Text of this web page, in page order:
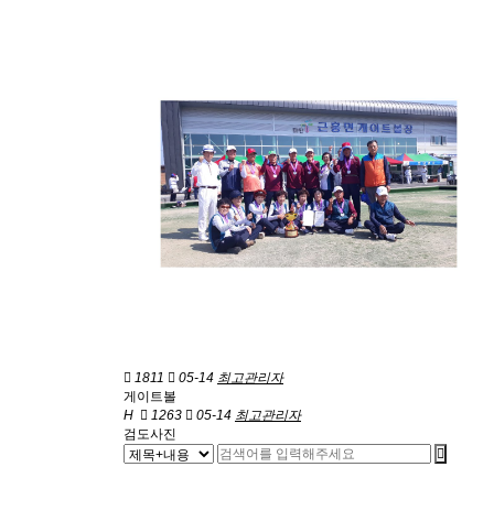
1811 05-14 최고관리자
게이트볼
H
1263 05-14 최고관리자
검도사진